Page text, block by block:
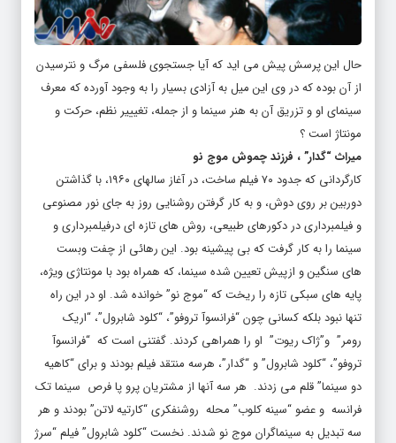
حال این پرسش پیش می اید که آیا جستجوی فلسفی مرگ و نترسیدن
از آن بوده که در وی این میل به آزادی بسیار را به وجود آورده که معرف
سینمای او و تزریق آن به هنر سینما و از جمله، تغیییر نظم، حرکت و
مونتاژ است ؟
میراث “گدار” ، فرزند چموش موج نو
کارگردانی که جدود ۷۰ فیلم ساخت، در آغاز سالهای ۱۹۶۰، با گذاشتن
دوربین بر روی دوش، و به کار گرفتن روشنایی روز به جای نور مصنوعی
و فیلمبرداری در دکورهای طبیعی، روش های تازه ای درفیلمبرداری و
سینما را به کار گرفت که بی پیشینه بود. این رهائی از چفت وبست
های سنگین و ازپیش تعیین شده سینما، که همراه بود با مونتاژی ویژه،
پایه های سبکی تازه را ریخت که “موج نو” خوانده شد. او در این راه
تنها نبود بلکه کسانی چون “فرانسوآ تروفو”، “کلود شابرول”، “اریک
رومر” و”ژاک ریوت” او را همراهی کردند. گفتنی است که “فرانسوآ
تروفو”، “کلود شابرول” و “گدار”، هرسه منتقد فیلم بودند و برای “کاهیه
دو سینما” قلم می زدند. هر سه آنها از مشتریان پرو پا فرص سینما تک
فرانسه و عضو “سینه کلوب” محله روشنفکری “کارتیه لاتن” بودند و هر
سه تبدیل به سینماگران موج نو شدند. نخست “کلود شابرول” فیلم “سرژ